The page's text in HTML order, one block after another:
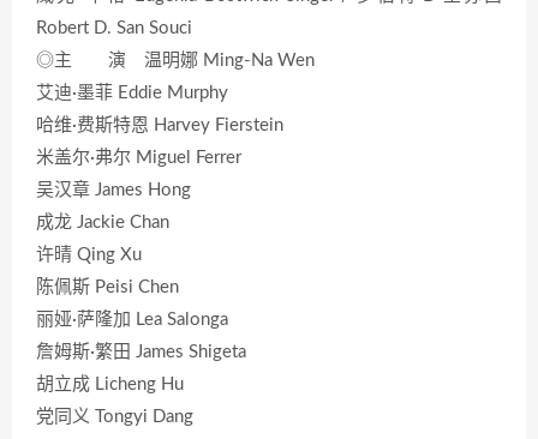
Robert D. San Souci
◎主 演 温明娜 Ming-Na Wen
艾迪·墨菲 Eddie Murphy
哈维·费斯特恩 Harvey Fierstein
米盖尔·弗尔 Miguel Ferrer
吴汉章 James Hong
成龙 Jackie Chan
许晴 Qing Xu
陈佩斯 Peisi Chen
丽娅·萨隆加 Lea Salonga
詹姆斯·繁田 James Shigeta
胡立成 Licheng Hu
党同义 Tongyi Dang